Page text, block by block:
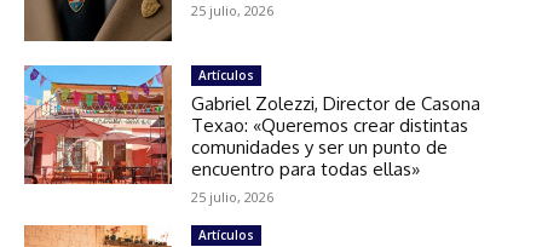
25 julio, 2026
Artículos
Gabriel Zolezzi, Director de Casona
Texao: «Queremos crear distintas
comunidades y ser un punto de
encuentro para todas ellas»
25 julio, 2026
Artículos